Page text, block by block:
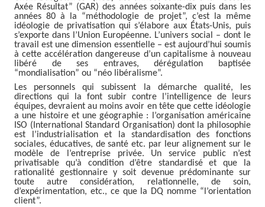
Axée Résultat” (GAR) des années soixante-dix puis dans les
années 80 à la “méthodologie de projet”, c’est la même
idéologie de privatisation qui s’élabore aux États-Unis, puis
s’exporte dans l’Union Européenne. L’univers social – dont le
travail est une dimension essentielle – est aujourd’hui soumis
à cette accélération dangereuse d’un capitalisme à nouveau
libéré de ses entraves, dérégulation baptisée
“mondialisation” ou “néo libéralisme”.
Les personnels qui subissent la démarche qualité, les
directions qui la font subir contre l’intelligence de leurs
équipes, devraient au moins avoir en tête que cette idéologie
a une histoire et une géographie : l’organisation américaine
ISO (International Standard Organisation) dont la philosophie
est l’industrialisation et la standardisation des fonctions
sociales, éducatives, de santé etc. par leur alignement sur le
modèle de l’entreprise privée. Un service public n’est
privatisable qu’à condition d’être standardisé et que la
rationalité gestionnaire y soit devenue prédominante sur
toute autre considération, relationnelle, de soin,
d’expérimentation, etc., ce que la DQ nomme “l’orientation
client”.